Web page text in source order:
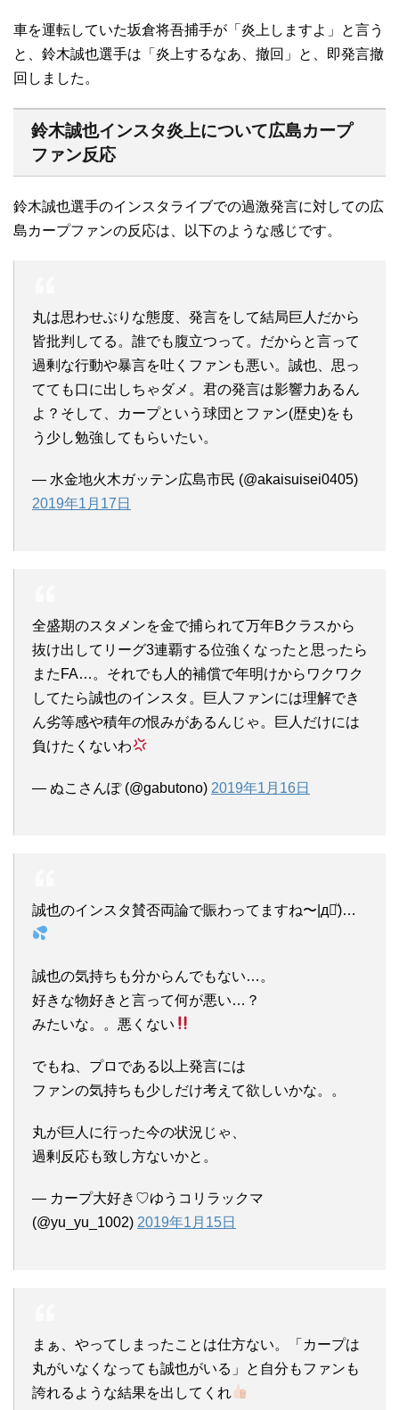
車を運転していた坂倉将吾捕手が「炎上しますよ」と言う
と、鈴木誠也選手は「炎上するなあ、撤回」と、即発言撤
回しました。
鈴木誠也インスタ炎上について広島カープ
ファン反応
鈴木誠也選手のインスタライブでの過激発言に対しての広
島カープファンの反応は、以下のような感じです。
丸は思わせぶりな態度、発言をして結局巨人だから
皆批判してる。誰でも腹立つって。だからと言って
過剰な行動や暴言を吐くファンも悪い。誠也、思っ
てても口に出しちゃダメ。君の発言は影響力あるん
よ？そして、カープという球団とファン(歴史)をも
う少し勉強してもらいたい。
— 水金地火木ガッテン広島市民 (@akaisuisei0405)
2019年1月17日
全盛期のスタメンを金で捕られて万年Bクラスから
抜け出してリーグ3連覇する位強くなったと思ったら
またFA…。それでも人的補償で年明けからワクワク
してたら誠也のインスタ。巨人ファンには理解でき
ん劣等感や積年の恨みがあるんじゃ。巨人だけには
負けたくないわ
— ぬこさんぽ (@gabutono) 2019年1月16日
誠也のインスタ賛否両論で賑わってますね〜|д꒪ͧ)…
誠也の気持ちも分からんでもない…。
好きな物好きと言って何が悪い…？
みたいな。。悪くない
でもね、プロである以上発言には
ファンの気持ちも少しだけ考えて欲しいかな。。
丸が巨人に行った今の状況じゃ、
過剰反応も致し方ないかと。
— カープ大好き♡ゆうコリラックマ
(@yu_yu_1002) 2019年1月15日
まぁ、やってしまったことは仕方ない。「カープは
丸がいなくなっても誠也がいる」と自分もファンも
誇れるような結果を出してくれ